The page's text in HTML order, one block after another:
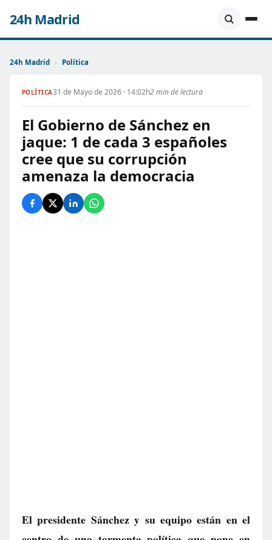
24h Madrid
24h Madrid › Política
POLÍTICA31 de Mayo de 2026 · 14:02h2 min de lectura
El Gobierno de Sánchez en
jaque: 1 de cada 3 españoles
cree que su corrupción
amenaza la democracia
El presidente Sánchez y su equipo están en el